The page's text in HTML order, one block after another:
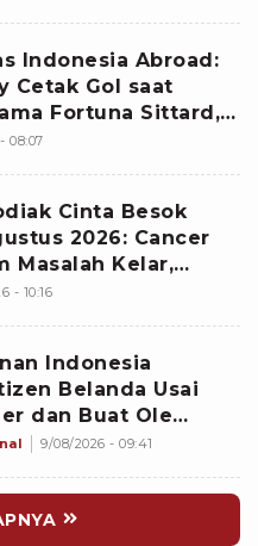
Indonesia Abroad:
Cetak Gol saat
Fortuna Sittard,
Main Penuh
08:07
Cinta Besok
2026: Cancer
Masalah Kelar,
Terprovokasi
- 10:16
Indonesia
Belanda Usai
dan Buat Ole
Gol Debut di
9/08/2026 - 09:41